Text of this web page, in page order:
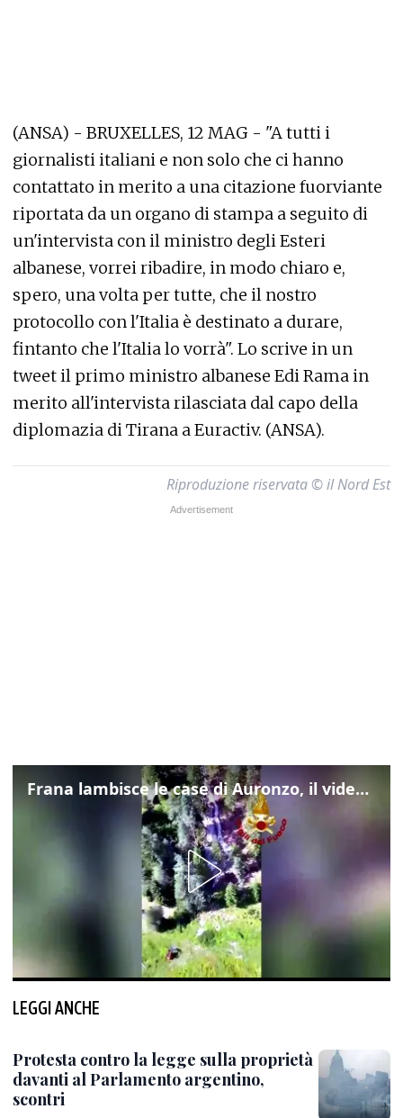
(ANSA) - BRUXELLES, 12 MAG - "A tutti i
giornalisti italiani e non solo che ci hanno
contattato in merito a una citazione fuorviante
riportata da un organo di stampa a seguito di
un'intervista con il ministro degli Esteri
albanese, vorrei ribadire, in modo chiaro e,
spero, una volta per tutte, che il nostro
protocollo con l'Italia è destinato a durare,
fintanto che l'Italia lo vorrà". Lo scrive in un
tweet il primo ministro albanese Edi Rama in
merito all'intervista rilasciata dal capo della
diplomazia di Tirana a Euractiv. (ANSA).
Riproduzione riservata © il Nord Est
Frana lambisce le case di Auronzo, il video dall'elicottero dei vigili del fuoco
LEGGI ANCHE
Protesta contro la legge sulla proprietà
davanti al Parlamento argentino,
scontri